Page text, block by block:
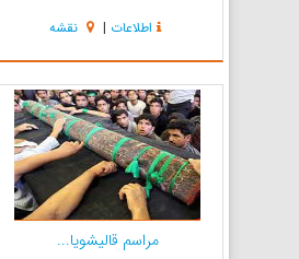
بیشتر آب موجود در رودخانه ناشی از
آبدهی چشمه‌های اشردون، سپر،
لنج لواده و سارمون است. دسترسی
به روستای مرق از طریق کاشان و از
م...
اطلاعات | نقشه
مراسم قالیشویا...